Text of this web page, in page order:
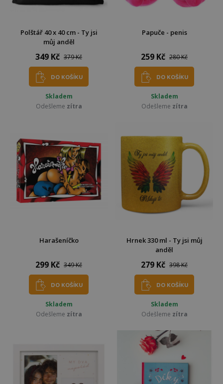
Polštář 40 x 40 cm - Ty jsi
můj anděl
349 Kč 379 Kč
DO KOŠÍKU
Skladem
Odešleme zítra
Papuče - penis
259 Kč 280 Kč
DO KOŠÍKU
Skladem
Odešleme zítra
Harašeníčko
299 Kč 349 Kč
DO KOŠÍKU
Skladem
Odešleme zítra
Hrnek 330 ml - Ty jsi můj
anděl
279 Kč 398 Kč
DO KOŠÍKU
Skladem
Odešleme zítra